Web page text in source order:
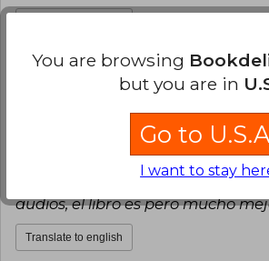
This review is useful 1
Verified Purchase
Buenisima historia, despues de
audios, el libro es pero mucho
Translate to english
You are browsing
but you are in
Go to
I want to stay